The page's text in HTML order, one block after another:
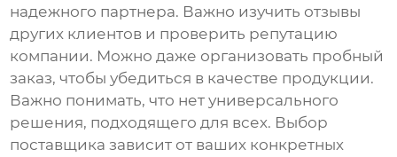
надежного партнера. Важно изучить отзывы
других клиентов и проверить репутацию
компании. Можно даже организовать пробный
заказ, чтобы убедиться в качестве продукции.
Важно понимать, что нет универсального
решения, подходящего для всех. Выбор
поставщика зависит от ваших конкретных